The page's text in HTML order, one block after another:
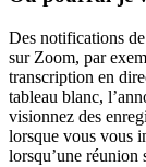
Des notifications
sur Zoom, par
transcription en
tableau blanc,
visionnez des
lorsque vous vous
lorsqu’une réunion